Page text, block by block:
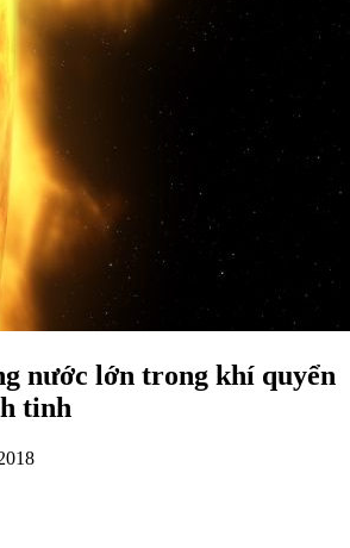
nước lớn trong khí quyển
tinh